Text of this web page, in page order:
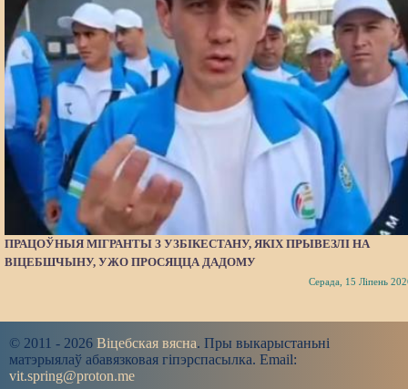
ПРАЦОЎНЫЯ МІГРАНТЫ З УЗБІКЕСТАНУ, ЯКІХ ПРЫВЕЗЛІ НА
ВІЦЕБШЧЫНУ, УЖО ПРОСЯЦЦА ДАДОМУ
Серада, 15 Ліпень
© 2011 - 2026 Віцебская вясна. Пры выкарыстаньні
матэрыялаў абавязковая гіпэрспасылка. Email:
vit.spring@proton.me